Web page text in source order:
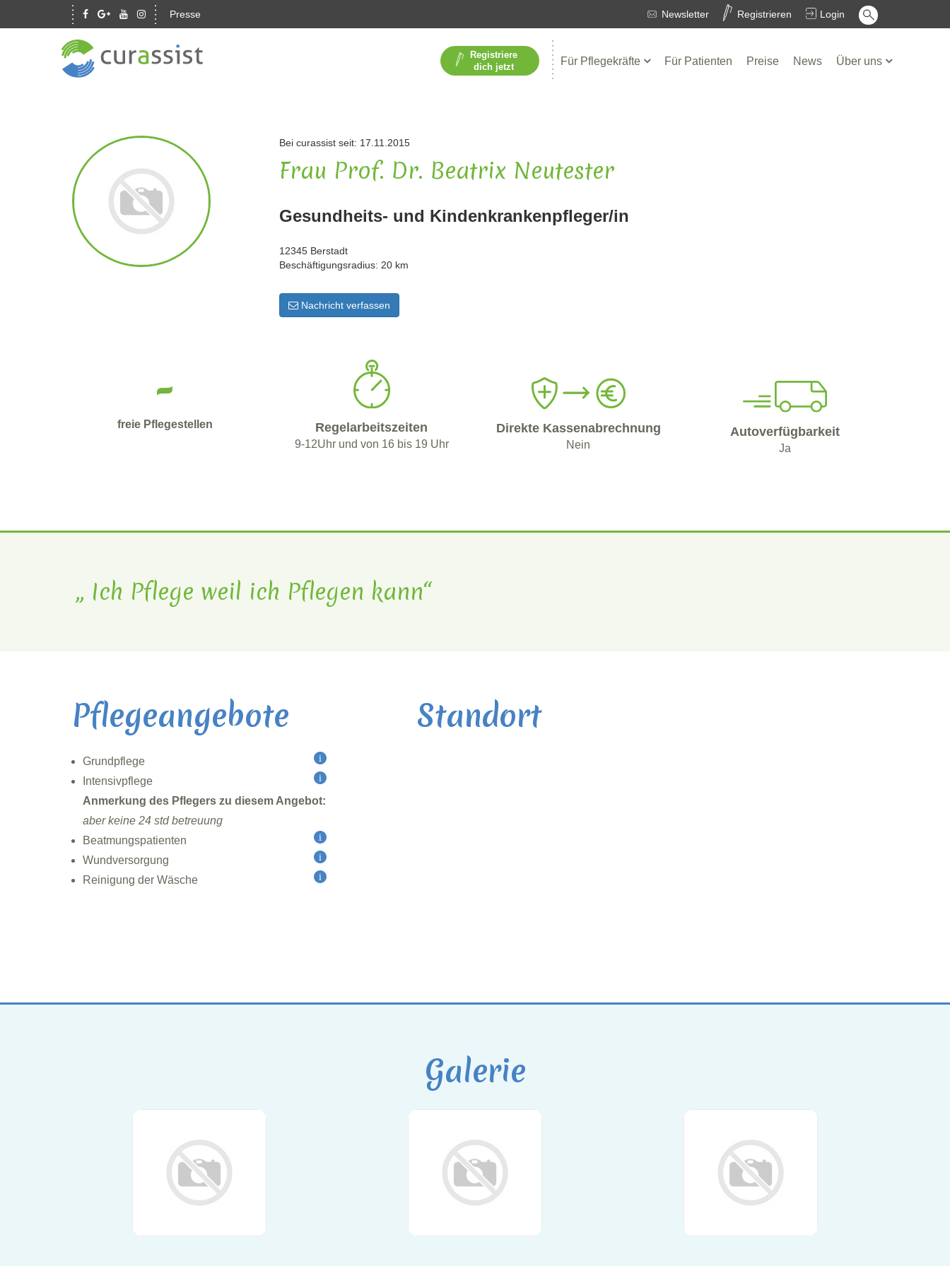
Presse Login
Registrieren
Newsletter
Für Pflegekräfte Für Patienten Preise News Über uns
Registriere
dich jetzt
Bei curassist seit: 17.11.2015
Frau Prof. Dr. Beatrix Neutester
Gesundheits- und Kindenkrankenpfleger/in
12345 Berstadt
Beschäftigungsradius: 20 km
Nachricht verfassen
-
freie Pflegestellen Regelarbeitszeiten
9-12Uhr und von 16 bis 19 Uhr
Direkte Kassenabrechnung
Nein
Autoverfügbarkeit
Ja
„ Ich Pflege weil ich Pflegen kann“
Pflegeangebote
Grundpflege
Intensivpflege
Anmerkung des Pflegers zu diesem Angebot:
aber keine 24 std betreuung
Beatmungspatienten
Wundversorgung
Reinigung der Wäsche
Standort
Galerie